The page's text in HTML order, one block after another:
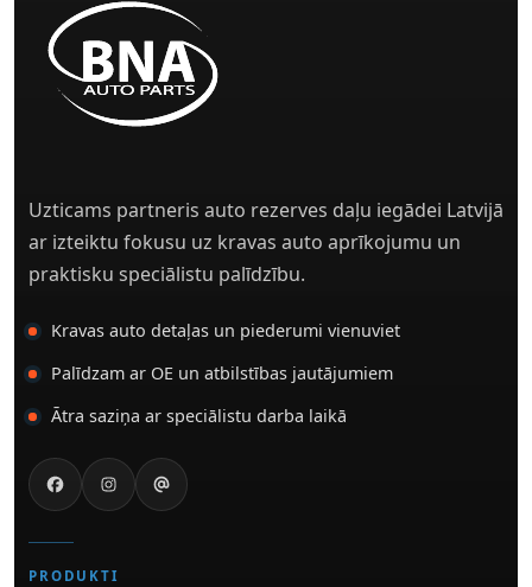
Uzticams partneris auto rezerves daļu iegādei Latvijā
ar izteiktu fokusu uz kravas auto aprīkojumu un
praktisku speciālistu palīdzību.
Kravas auto detaļas un piederumi vienuviet
Palīdzam ar OE un atbilstības jautājumiem
Ātra saziņa ar speciālistu darba laikā
PRODUKTI